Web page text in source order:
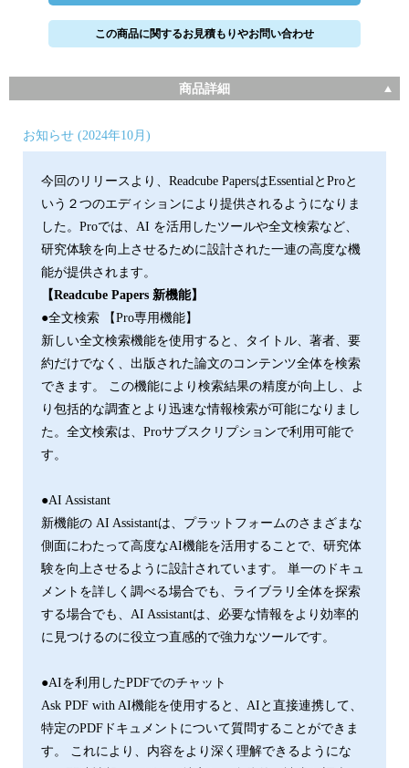
この商品に関するお見積もりやお問い合わせ
商品詳細
お知らせ (2024年10月)
今回のリリースより、Readcube PapersはEssentialとProと
いう２つのエディションにより提供されるようになりま
した。Proでは、AI を活用したツールや全文検索など、
研究体験を向上させるために設計された一連の高度な機
能が提供されます。
【Readcube Papers 新機能】
●全文検索 【Pro専用機能】
新しい全文検索機能を使用すると、タイトル、著者、要
約だけでなく、出版された論文のコンテンツ全体を検索
できます。 この機能により検索結果の精度が向上し、よ
り包括的な調査とより迅速な情報検索が可能になりまし
た。全文検索は、Proサブスクリプションで利用可能で
す。
●AI Assistant
新機能の AI Assistantは、プラットフォームのさまざまな
側面にわたって高度なAI機能を活用することで、研究体
験を向上させるように設計されています。 単一のドキュ
メントを詳しく調べる場合でも、ライブラリ全体を探索
する場合でも、AI Assistantは、必要な情報をより効率的
に見つけるのに役立つ直感的で強力なツールです。
●AIを利用したPDFでのチャット
Ask PDF with AI機能を使用すると、AIと直接連携して、
特定のPDFドキュメントについて質問することができま
す。 これにより、内容をより深く理解できるようにな